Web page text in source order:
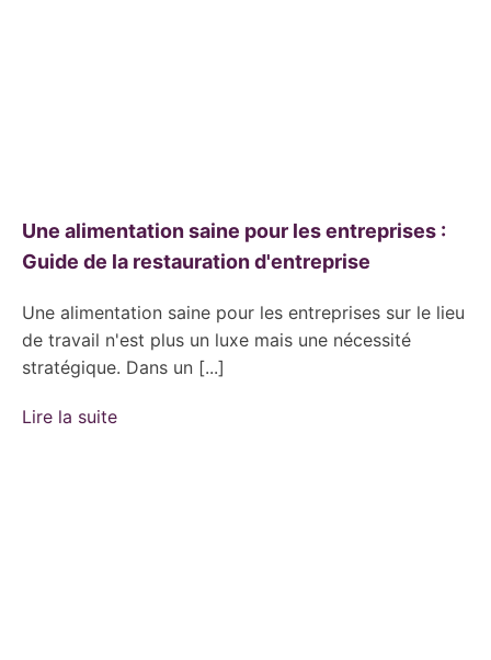
Une alimentation saine pour les entreprises :
Guide de la restauration d'entreprise
Une alimentation saine pour les entreprises sur le lieu
de travail n'est plus un luxe mais une nécessité
stratégique. Dans un [...]
Lire la suite